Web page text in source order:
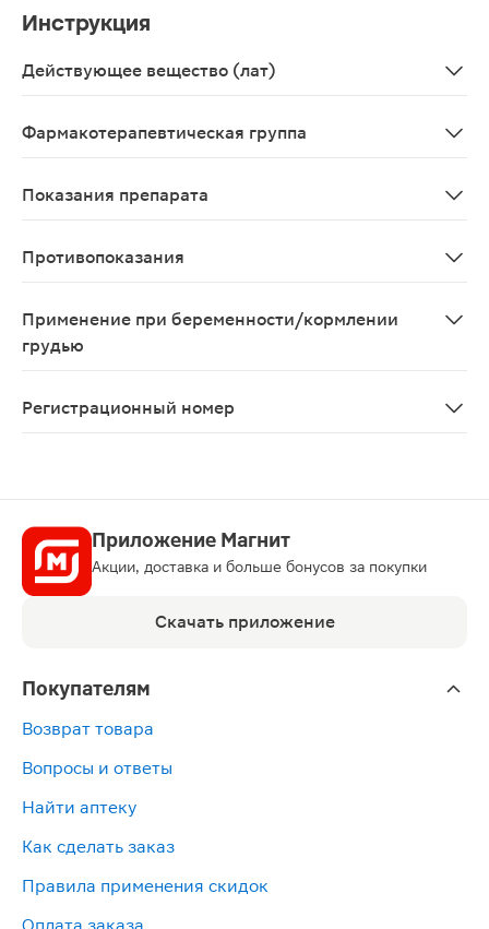
Инструкция
Действующее вещество (лат)
Фармакотерапевтическая группа
Показания препарата
Противопоказания
Применение при беременности/кормлении
грудью
Регистрационный номер
Приложение Магнит
Акции, доставка и больше бонусов за покупки
Скачать приложение
Покупателям
Возврат товара
Вопросы и ответы
Найти аптеку
Как сделать заказ
Правила применения скидок